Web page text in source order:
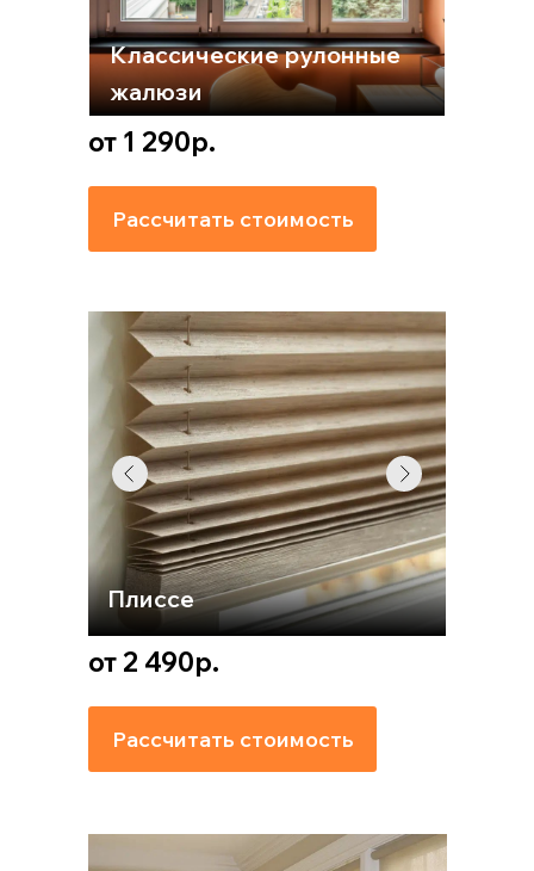
Рассчитать стоимость
от 2 490р.
Плиссе
Рассчитать стоимость
от 1 290р.
Классические рулонные
жалюзи